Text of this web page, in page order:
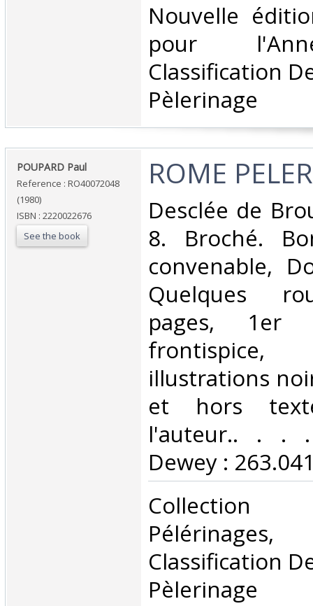
‎Nouvelle
pour
Classification
Pèlerinage‎
‎POUPARD Paul‎
Reference : RO40072048
(1980)
ISBN : 2220022676
See the book
‎ROME
‎Desclée de
8. Broché.
convenable,
Quelques
pages, 1er
frontispice,
illustrations
et hors
l'auteur.. . . .
Dewey :
‎Collection
Classification
Pèlerinage‎